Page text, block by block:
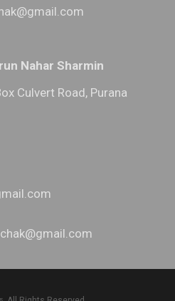
Nahar Sharmin
Culvert Road, Purana